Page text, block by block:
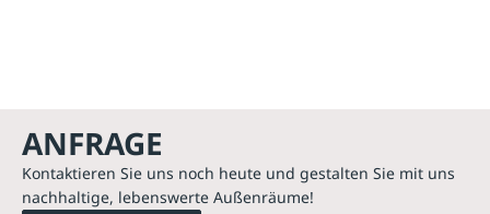
ANFRAGE
Kontaktieren Sie uns noch heute und gestalten Sie mit uns
nachhaltige, lebenswerte Außenräume!